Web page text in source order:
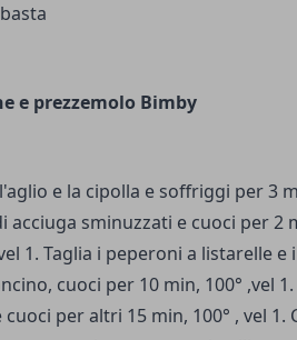
e prezzemolo Bimby
e la cipolla e soffriggi per 3
sminuzzati e cuoci per 2
1. Taglia i peperoni a listarelle
cuoci per 10 min, 100° ,vel
per altri 15 min, 100° , vel 1.